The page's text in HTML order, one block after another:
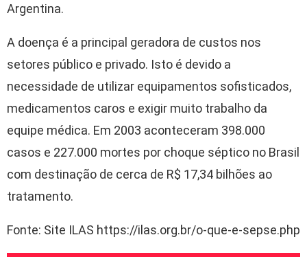
Argentina.
A doença é a principal geradora de custos nos
setores público e privado. Isto é devido a
necessidade de utilizar equipamentos sofisticados,
medicamentos caros e exigir muito trabalho da
equipe médica. Em 2003 aconteceram 398.000
casos e 227.000 mortes por choque séptico no Brasil
com destinação de cerca de R$ 17,34 bilhões ao
tratamento.
Fonte: Site ILAS https://ilas.org.br/o-que-e-sepse.php